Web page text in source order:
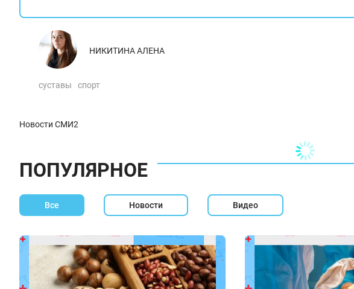
НИКИТИНА АЛЕНА
суставы спорт
Новости СМИ2
ПОПУЛЯРНОЕ
Все Новости Видео